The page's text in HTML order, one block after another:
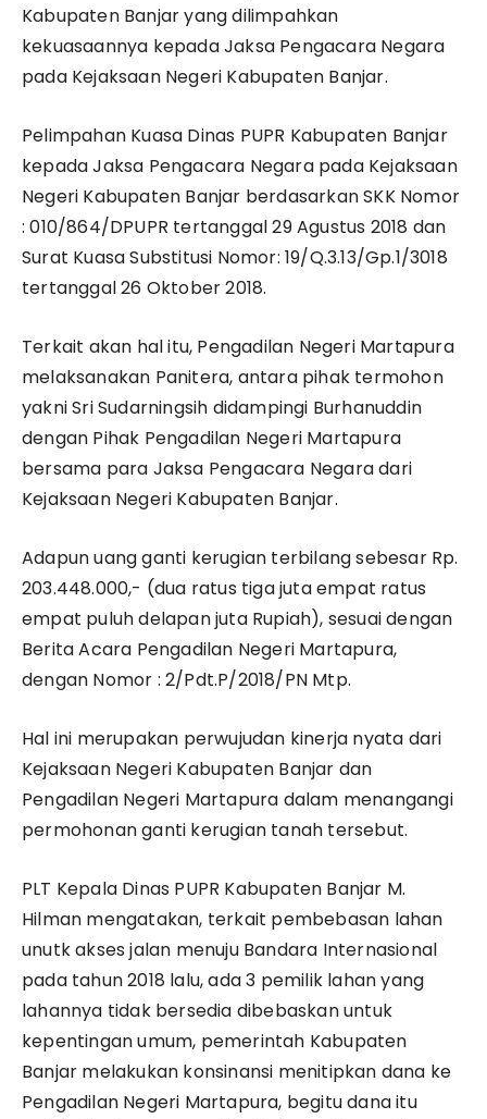
Kabupaten Banjar yang dilimpahkan
kekuasaannya kepada Jaksa Pengacara Negara
pada Kejaksaan Negeri Kabupaten Banjar.
Pelimpahan Kuasa Dinas PUPR Kabupaten Banjar
kepada Jaksa Pengacara Negara pada Kejaksaan
Negeri Kabupaten Banjar berdasarkan SKK Nomor
: 010/864/DPUPR tertanggal 29 Agustus 2018 dan
Surat Kuasa Substitusi Nomor: 19/Q.3.13/Gp.1/3018
tertanggal 26 Oktober 2018.
Terkait akan hal itu, Pengadilan Negeri Martapura
melaksanakan Panitera, antara pihak termohon
yakni Sri Sudarningsih didampingi Burhanuddin
dengan Pihak Pengadilan Negeri Martapura
bersama para Jaksa Pengacara Negara dari
Kejaksaan Negeri Kabupaten Banjar.
Adapun uang ganti kerugian terbilang sebesar Rp.
203.448.000,- (dua ratus tiga juta empat ratus
empat puluh delapan juta Rupiah), sesuai dengan
Berita Acara Pengadilan Negeri Martapura,
dengan Nomor : 2/Pdt.P/2018/PN Mtp.
Hal ini merupakan perwujudan kinerja nyata dari
Kejaksaan Negeri Kabupaten Banjar dan
Pengadilan Negeri Martapura dalam menangangi
permohonan ganti kerugian tanah tersebut.
PLT Kepala Dinas PUPR Kabupaten Banjar M.
Hilman mengatakan, terkait pembebasan lahan
unutk akses jalan menuju Bandara Internasional
pada tahun 2018 lalu, ada 3 pemilik lahan yang
lahannya tidak bersedia dibebaskan untuk
kepentingan umum, pemerintah Kabupaten
Banjar melakukan konsinansi menitipkan dana ke
Pengadilan Negeri Martapura, begitu dana itu